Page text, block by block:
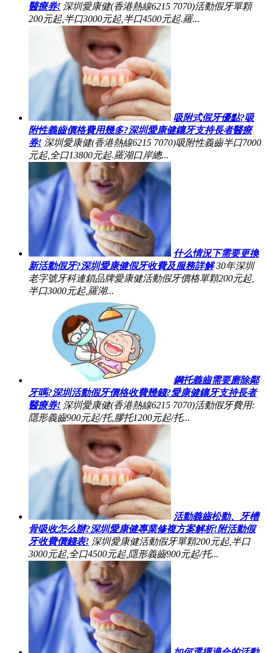
醫療券! 深圳愛康健(香港熱線6215 7070)活動假牙單顆
200元起,半口3000元起,半口4500元起.羅...
吸附式假牙優點?吸
附性義齒價格費用幾多?深圳愛康健鑲牙支持長者醫療
券! 深圳愛康健(香港熱線6215 7070)吸附性義齒半口7000
元起,全口13800元起.羅湖口岸總...
什么情況下需要更換
新活動假牙?深圳愛康健假牙收費及服務詳解 30年深圳
老字號牙科連鎖品牌愛康健活動假牙價格單顆200元起,
半口3000元起,羅湖...
鋼托義齒需要磨除鄰
牙嗎?深圳活動假牙價格收費幾錢?愛康健鑲牙支持長者
醫療券! 深圳愛康健(香港熱線6215 7070)活動假牙費用:
隱形義齒900元起/托,膠托1200元起/托...
活動義齒松動、牙槽
骨吸收怎么辦?深圳愛康健專業修複方案解析!附活動假
牙收費價錢表! 深圳愛康健活動假牙單顆200元起,半口
3000元起,全口4500元起,隱形義齒900元起/托...